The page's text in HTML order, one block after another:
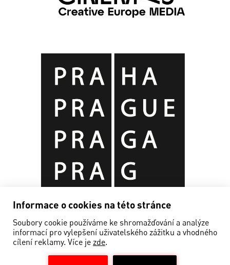
Informace o cookies na této stránce
Soubory cookie používáme ke shromažďování a analýze
informací pro vylepšení uživatelského zážitku a vhodného
cílení reklamy. Více je zde.